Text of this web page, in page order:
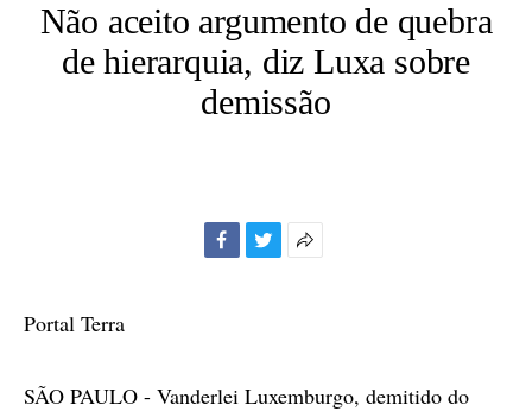
Não aceito argumento de quebra
de hierarquia, diz Luxa sobre
demissão
Portal Terra
SÃO PAULO - Vanderlei Luxemburgo, demitido do